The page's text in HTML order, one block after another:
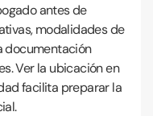
antes de
modalidades de
documentación
Ver la ubicación en
facilita preparar la